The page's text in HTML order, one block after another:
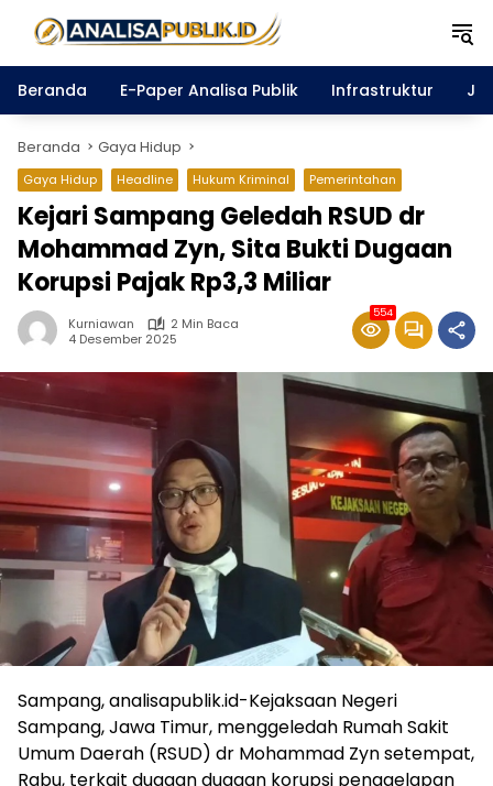
Beranda
E-Paper Analisa Publik Infrastruktur
Beranda Gaya Hidup
Gaya Hidup Headline Hukum Kriminal Pemerintahan
Kejari Sampang Geledah RSUD dr
Mohammad Zyn, Sita Bukti Dugaan
Korupsi Pajak Rp3,3 Miliar
Kurniawan
2 Min Baca
4 Desember 2025
554
Sampang, analisapublik.id-Kejaksaan Negeri
Sampang, Jawa Timur, menggeledah Rumah Sakit
Umum Daerah (RSUD) dr Mohammad Zyn setempat,
Rabu, terkait dugaan dugaan korupsi penggelapan